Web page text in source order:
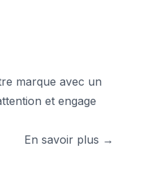
marque avec un
et engage
En savoir plus →